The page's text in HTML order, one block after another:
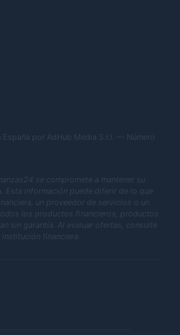
por AdHub Media S.r.l. — Número
se compromete a mantener su
Esta información puede diferir de lo que
un proveedor de servicios o un
los productos financieros, productos
sin garantía. Al evaluar ofertas, consulte
financiera.